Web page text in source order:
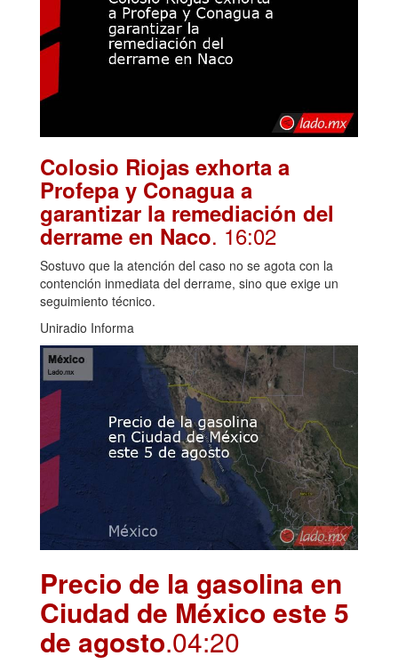
Colosio Riojas exhorta a
Profepa y Conagua a
garantizar la remediación del
derrame en Naco. 16:02
Sostuvo que la atención del caso no se agota con la
contención inmediata del derrame, sino que exige un
seguimiento técnico.
Uniradio Informa
Precio de la gasolina en
Ciudad de México este 5
de agosto.04:20